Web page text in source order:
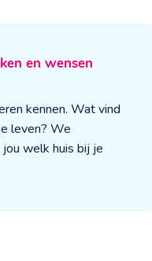
en wensen
kennen. Wat vind
leven? We
welk huis bij je